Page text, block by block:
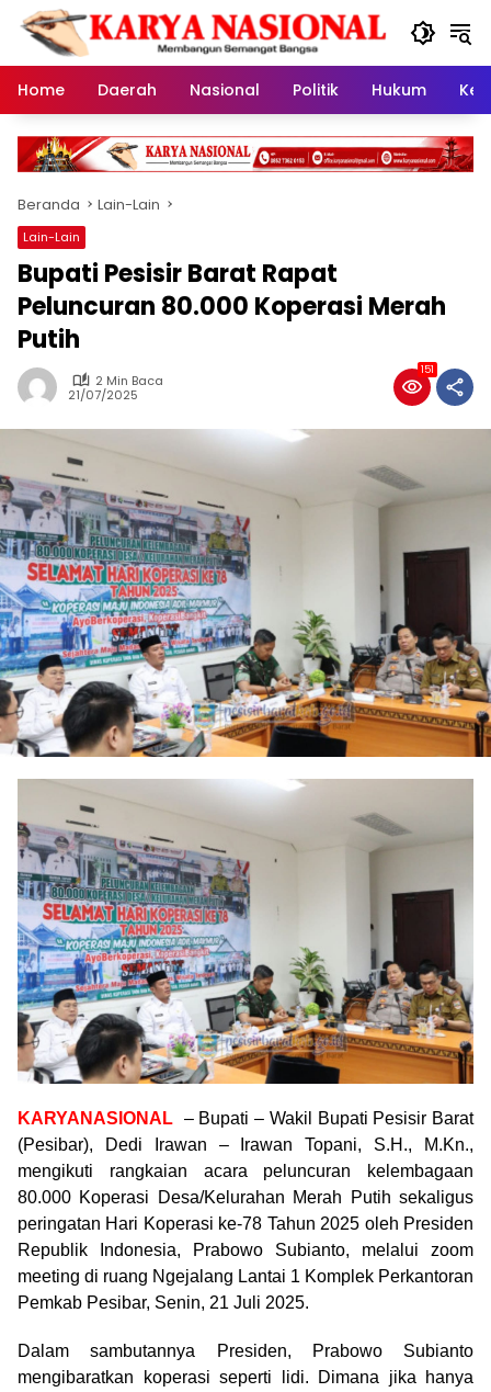
Langsung
konten
Home
Daerah Nasional Politik Hukum
Beranda Lain-Lain
Lain-Lain
Bupati Pesisir Barat Rapat
Peluncuran 80.000 Koperasi Merah
Putih
2 Min Baca
21/07/2025
151
KARYANASIONAL – Bupati – Wakil Bupati Pesisir Barat
(Pesibar), Dedi Irawan – Irawan Topani, S.H., M.Kn.,
mengikuti rangkaian acara peluncuran kelembagaan
80.000 Koperasi Desa/Kelurahan Merah Putih sekaligus
peringatan Hari Koperasi ke-78 Tahun 2025 oleh Presiden
Republik Indonesia, Prabowo Subianto, melalui zoom
meeting di ruang Ngejalang Lantai 1 Komplek Perkantoran
Pemkab Pesibar, Senin, 21 Juli 2025.
Dalam sambutannya Presiden, Prabowo Subianto
mengibaratkan koperasi seperti lidi. Dimana jika hanya